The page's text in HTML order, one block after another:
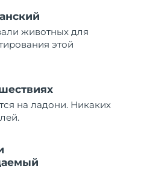
животных для
этой
на ладони. Никаких